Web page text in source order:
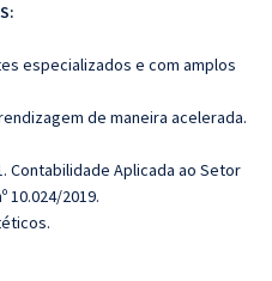
especializados e com amplos
de maneira acelerada.
Contabilidade Aplicada ao Setor
10.024/2019.